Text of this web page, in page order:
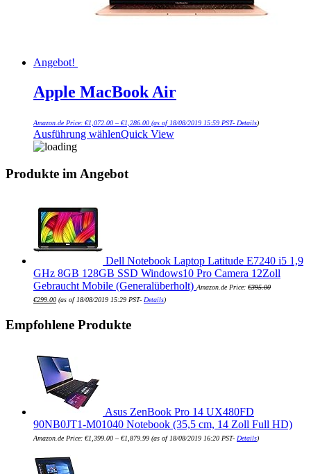
Angebot!
Apple MacBook Air
Amazon.de Price: €1,072.00 – €1,286.00 (as of 18/08/2019 15:59 PST- Details)
Ausführung wählenQuick View
Produkte im Angebot
Dell Notebook Laptop Latitude E7240 i5 1,9
GHz 8GB 128GB SSD Windows10 Pro Camera 12Zoll
Gebraucht Mobile (Generalüberholt) Amazon.de Price: €395.00
€299.00 (as of 18/08/2019 15:29 PST- Details)
Empfohlene Produkte
Asus ZenBook Pro 14 UX480FD
90NB0JT1-M01040 Notebook (35,5 cm, 14 Zoll Full HD)
Amazon.de Price: €1,399.00 – €1,879.99 (as of 18/08/2019 16:20 PST- Details)